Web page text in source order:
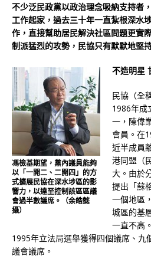
不少泛民政黨以政治理念吸納支持者
工作起家，過去三十年一直紮根深水
作，直接幫助居民解決社區問題更實
制派猛烈的攻勢，民協只有默默地堅
馮檢基期望，黨內議員能夠
以「一開二、二開四」的方
式擴展民協在深水埗區的影
響力，以達至控制該區區議
會過半數議席。（余皓懿
攝）
不造明星
民協（全
1986年成
一，陳偉
會員。在
近半成員
港同盟（
大。由於
提出「蘇
一個地區
城區的基
一直不高
1995年立法局選舉獲得四個議席、九
議會議席。